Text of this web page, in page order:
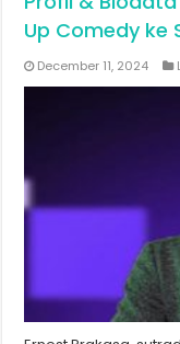
Up Comedy ke
December 11, 2024